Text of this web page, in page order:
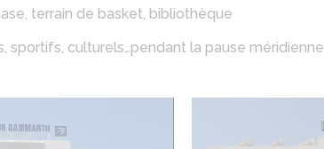
terrain de basket, bibliothèque
sportifs, culturels…pendant la pause méridienne